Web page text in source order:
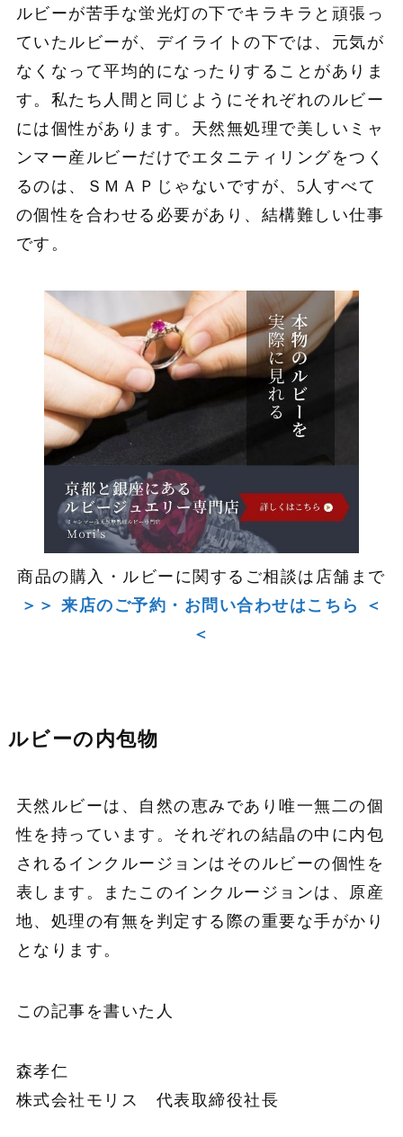
ルビーが苦手な蛍光灯の下でキラキラと頑張っ
ていたルビーが、デイライトの下では、元気が
なくなって平均的になったりすることがありま
す。私たち人間と同じようにそれぞれのルビー
には個性があります。天然無処理で美しいミャ
ンマー産ルビーだけでエタニティリングをつく
るのは、ＳＭＡＰじゃないですが、5人すべて
の個性を合わせる必要があり、結構難しい仕事
です。
商品の購入・ルビーに関するご相談は店舗まで
＞＞ 来店のご予約・お問い合わせはこちら ＜
＜
ルビーの内包物
天然ルビーは、自然の恵みであり唯一無二の個
性を持っています。それぞれの結晶の中に内包
されるインクルージョンはそのルビーの個性を
表します。またこのインクルージョンは、原産
地、処理の有無を判定する際の重要な手がかり
となります。
この記事を書いた人
森孝仁
株式会社モリス 代表取締役社長